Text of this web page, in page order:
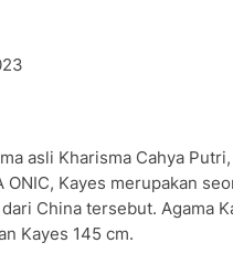
asli Kharisma Cahya
Kayes merupakan
China tersebut. Agama
Kayes 145 cm.